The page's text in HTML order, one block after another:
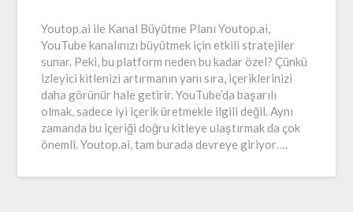
Youtop.ai ile Kanal Büyütme Planı Youtop.ai,
YouTube kanalınızı büyütmek için etkili stratejiler
sunar. Peki, bu platform neden bu kadar özel? Çünkü
izleyici kitlenizi artırmanın yanı sıra, içeriklerinizi
daha görünür hale getirir. YouTube’da başarılı
olmak, sadece iyi içerik üretmekle ilgili değil. Aynı
zamanda bu içeriği doğru kitleye ulaştırmak da çok
önemli. Youtop.ai, tam burada devreye giriyor….